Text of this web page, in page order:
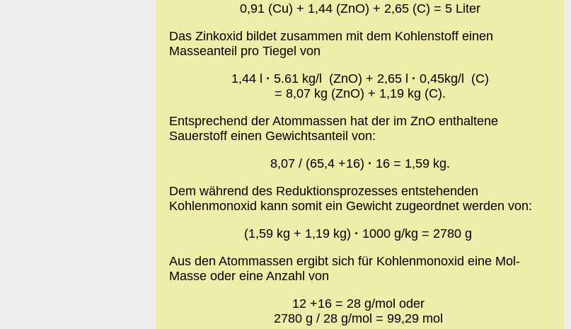
0,91 (Cu) + 1,44 (ZnO) + 2,65 (C) = 5 Liter
Das Zinkoxid bildet zusammen mit dem Kohlenstoff einen
Masseanteil pro Tiegel von
1,44 l · 5.61 kg/l (ZnO) + 2,65 l · 0,45kg/l (C)
= 8,07 kg (ZnO) + 1,19 kg (C).
Entsprechend der Atommassen hat der im ZnO enthaltene
Sauerstoff einen Gewichtsanteil von:
8,07 / (65,4 +16) · 16 = 1,59 kg.
Dem während des Reduktionsprozesses entstehenden
Kohlenmonoxid kann somit ein Gewicht zugeordnet werden von:
(1,59 kg + 1,19 kg) · 1000 g/kg = 2780 g
Aus den Atommassen ergibt sich für Kohlenmonoxid eine Mol-
Masse oder eine Anzahl von
12 +16 = 28 g/mol oder
2780 g / 28 g/mol = 99,29 mol